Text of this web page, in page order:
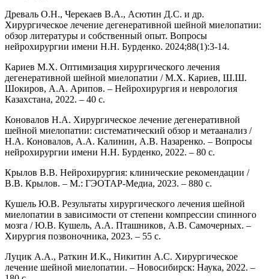
Древаль О.Н., Черекаев В.А., Асютин Д.С. и др.
Хирургическое лечение дегенеративной шейной миелопатии:
обзор литературы и собственный опыт. Вопросы
нейрохирургии имени Н.Н. Бурденко. 2024;88(1):3-14.
Кариев М.Х. Оптимизация хирургического лечения
дегенеративной шейной миелопатии / М.Х. Кариев, Ш.Ш.
Шокиров, А.А. Арипов. – Нейрохирургия и неврология
Казахстана, 2022. – 40 с.
Коновалов Н.А. Хирургическое лечение дегенеративной
шейной миелопатии: систематический обзор и метаанализ /
Н.А. Коновалов, А.А. Калинин, А.В. Назаренко. – Вопросы
нейрохирургии имени Н.Н. Бурденко, 2022. – 80 с.
Крылов В.В. Нейрохирургия: клинические рекомендации /
В.В. Крылов. – М.: ГЭОТАР-Медиа, 2023. – 880 с.
Кушель Ю.В. Результаты хирургического лечения шейной
миелопатии в зависимости от степени компрессии спинного
мозга / Ю.В. Кушель, А.А. Пташников, А.В. Самочерных. –
Хирургия позвоночника, 2023. – 55 с.
Луцик А.А., Раткин И.К., Никитин А.С. Хирургическое
лечение шейной миелопатии. – Новосибирск: Наука, 2022. –